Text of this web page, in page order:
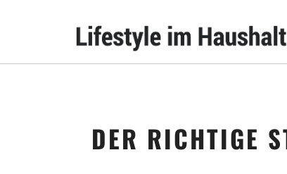
DER RICHTIGE